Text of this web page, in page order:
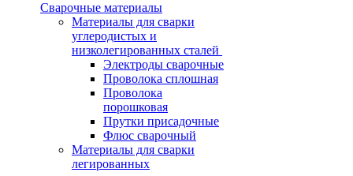
Сварочные материалы
Материалы для сварки
углеродистых и
низколегированных сталей
Электроды сварочные
Проволока сплошная
Проволока
порошковая
Прутки присадочные
Флюс сварочный
Материалы для сварки
легированных